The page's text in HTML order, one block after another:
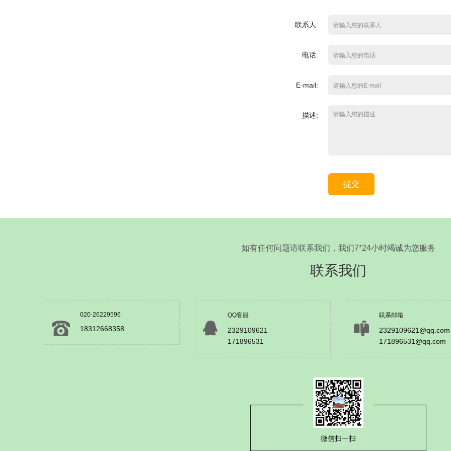
联系人:
电话:
E-mail:
描述:
提交
如有任何问题请联系我们，我们7*24小时竭诚为您服务
联系我们
020-26229596
18312668358
QQ客服
2329109621
171896531
联系邮箱
2329109621@qq.com
171896531@qq.com
微信扫一扫